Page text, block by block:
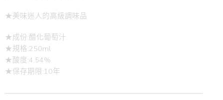
★美味迷人的高級調味品
★成份:醋化葡萄汁
★規格:250ml
★酸度:4.54%
★保存期限:10年
——————————————————————————–